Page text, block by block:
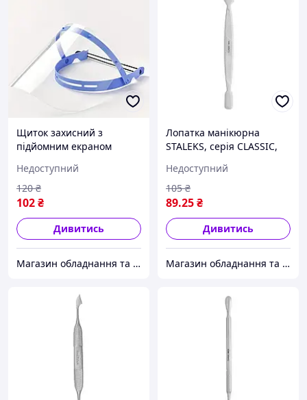
Щиток захисний з
підйомним екраном
1040")
Недоступний
102₴
120 ₴
Дивитись
Магазин обладнання та одноразової продукції для салонів краси
Лопатка манікюрна
STALEKS, серія CLASSIC,
1040") ( "№ 1040")
Недоступний
89.25₴
105 ₴
Дивитись
Магазин обладнання та одноразової продукції для салонів краси